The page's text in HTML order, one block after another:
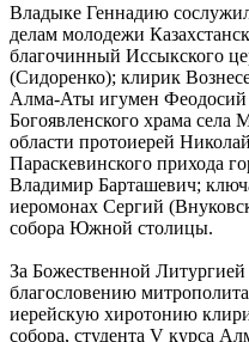
Владыке Геннадию
делам молодежи
благочинный Иссыкского
(Сидоренко); клирик
Алма-Аты игумен Феодосий
Богоявленского храма
области протоиерей
Параскевинского прихода
Владимир Барташевич;
иеромонах Сергий
собора Южной столицы.
За Божественной
благословению
иерейскую хиротонию
собора, студента V курса